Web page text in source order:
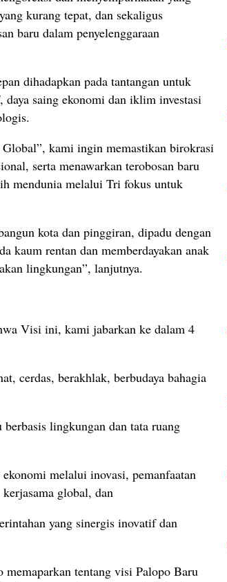
kurang tepat, dan sekaligus
baru dalam penyelenggaraan
dihadapkan pada tantangan untuk
saing ekonomi dan iklim investasi
kami ingin memastikan birokrasi
serta menawarkan terobosan baru
mendunia melalui Tri fokus untuk
kota dan pinggiran, dipadu dengan
kaum rentan dan memberdayakan anak
lingkungan”, lanjutnya.
Visi ini, kami jabarkan ke dalam 4
cerdas, berakhlak, berbudaya bahagia
lingkungan dan tata ruang
melalui inovasi, pemanfaatan
global, dan
yang sinergis inovatif dan
memaparkan tentang visi Palopo Baru